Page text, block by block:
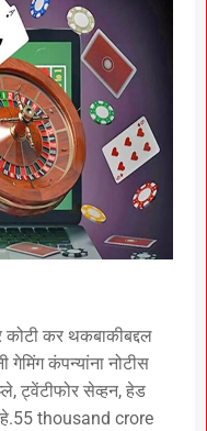
कोटी कर थकबाकीबद्दल
कंपन्यांना नोटीस
ट्वेंटीफोर सेव्हन, हेड
thousand crore